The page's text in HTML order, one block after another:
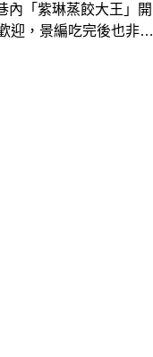
內「紫琳蒸餃大王」
迎，景編吃完後也非常